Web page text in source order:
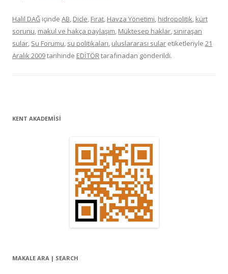
Halil DAĞ içinde AB, Dicle, Fırat, Havza Yönetimi, hidropolitik, kürt
sorunu, makul ve hakça paylaşım, Müktesep haklar, sınıraşan
sular, Su Forumu, su politikaları, uluslararası sular etiketleriyle 21
Aralık 2009tarihinde EDİTÖRtarafınadan gönderildi.
KENT AKADEMİSİ
MAKALE ARA | SEARCH